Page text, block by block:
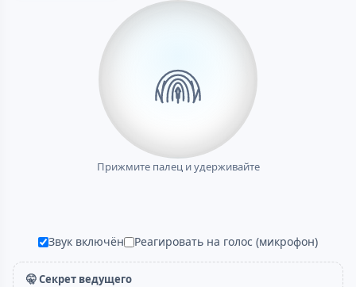
Прижмите палец и удерживайте
Звук включён Реагировать на голос (микрофон)
🤫 Секрет ведущего